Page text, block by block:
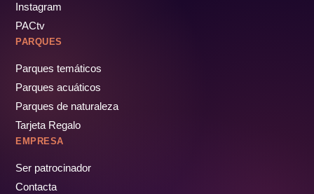
Instagram
PACtv
PARQUES
Parques temáticos
Parques acuáticos
Parques de naturaleza
Tarjeta Regalo
EMPRESA
Ser patrocinador
Contacta